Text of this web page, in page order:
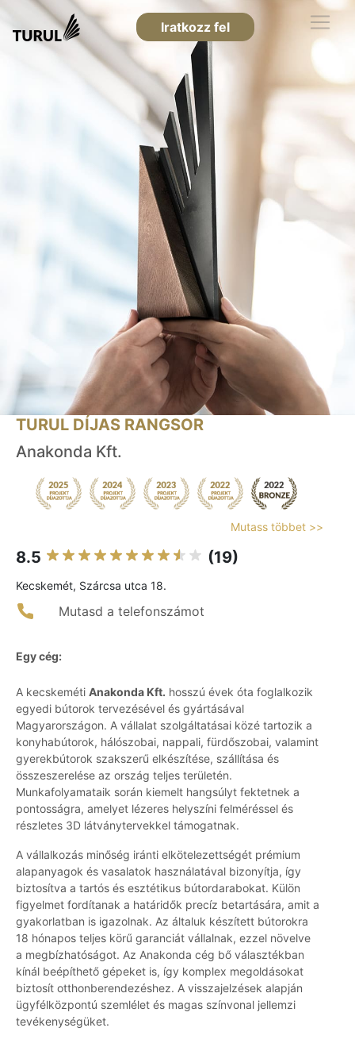
Iratkozz fel
TURUL DÍJAS RANGSOR
Anakonda Kft.
Mutass többet >>
8.5 (19)
Kecskemét, Szárcsa utca 18.
Mutasd a telefonszámot
Egy cég:
A kecskeméti Anakonda Kft. hosszú évek óta foglalkozik
egyedi bútorok tervezésével és gyártásával
Magyarországon. A vállalat szolgáltatásai közé tartozik a
konyhabútorok, hálószobai, nappali, fürdőszobai, valamint
gyerekbútorok szakszerű elkészítése, szállítása és
összeszerelése az ország teljes területén.
Munkafolyamataik során kiemelt hangsúlyt fektetnek a
pontosságra, amelyet lézeres helyszíni felméréssel és
részletes 3D látványtervekkel támogatnak.
A vállalkozás minőség iránti elkötelezettségét prémium
alapanyagok és vasalatok használatával bizonyítja, így
biztosítva a tartós és esztétikus bútordarabokat. Külön
figyelmet fordítanak a határidők precíz betartására, amit a
gyakorlatban is igazolnak. Az általuk készített bútorokra
18 hónapos teljes körű garanciát vállalnak, ezzel növelve
a megbízhatóságot. Az Anakonda cég bő választékban
kínál beépíthető gépeket is, így komplex megoldásokat
biztosít otthonberendezéshez. A visszajelzések alapján
ügyfélközpontú szemlélet és magas színvonal jellemzi
tevékenységüket.